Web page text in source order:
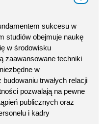
sukcesu w
studiów obejmuje naukę
w środowisku
zaawansowane techniki
w
trwałych relacji
pozwalają na pewne
publicznych oraz
i kadry